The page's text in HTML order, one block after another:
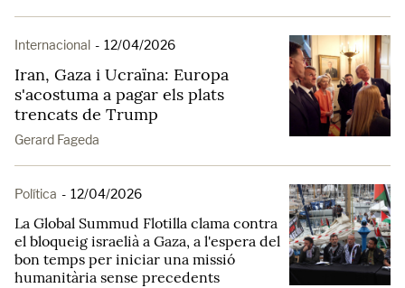
Internacional - 12/04/2026
Iran, Gaza i Ucraïna: Europa
s'acostuma a pagar els plats
trencats de Trump
Gerard Fageda
Política - 12/04/2026
La Global Summud Flotilla clama contra
el bloqueig israelià a Gaza, a l'espera del
bon temps per iniciar una missió
humanitària sense precedents